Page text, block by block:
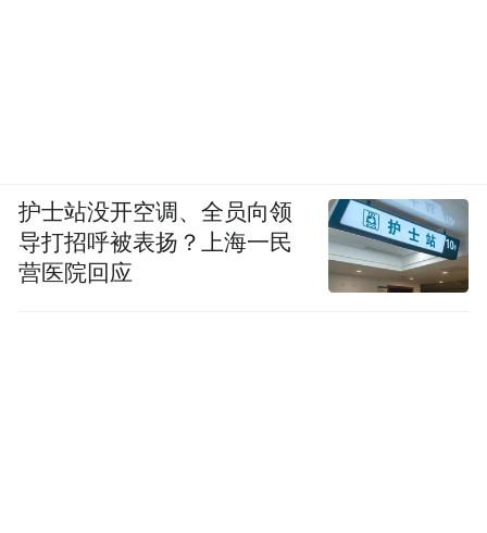
护士站没开空调、全员向领
导打招呼被表扬？上海一民
营医院回应